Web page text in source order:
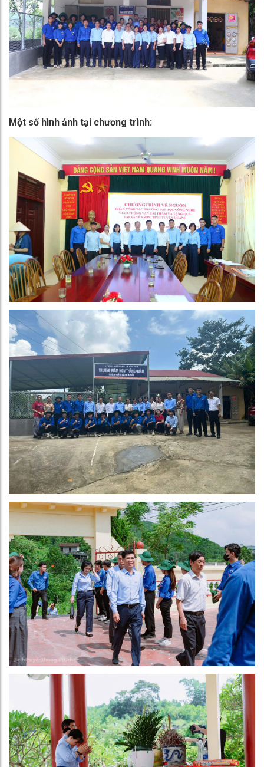
Một số hình ảnh tại chương trình: